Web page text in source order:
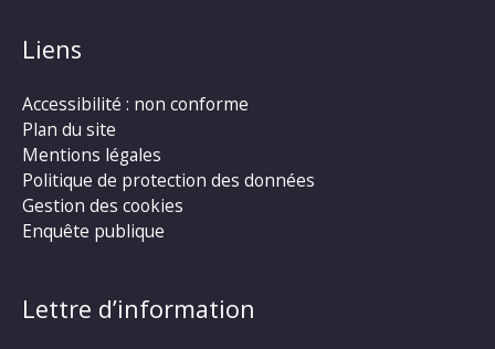
Liens
Accessibilité : non conforme
Plan du site
Mentions légales
Politique de protection des données
Gestion des cookies
Enquête publique
Lettre d’information